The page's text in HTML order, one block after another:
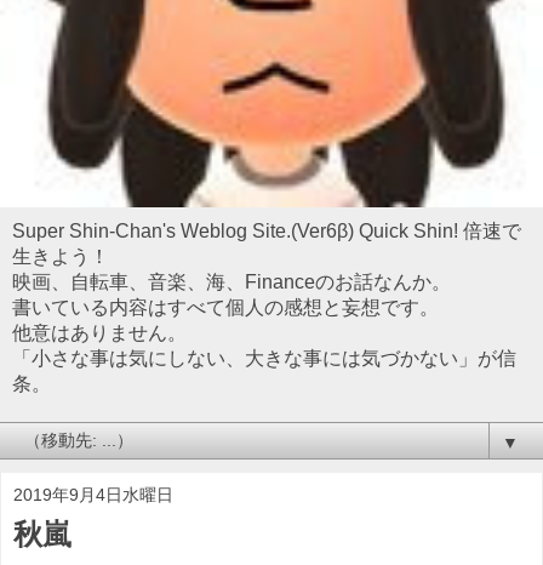
Super Shin-Chan's Weblog Site.(Ver6β) Quick Shin! 倍速で
生きよう！
映画、自転車、音楽、海、Financeのお話なんか。
書いている内容はすべて個人の感想と妄想です。
他意はありません。
「小さな事は気にしない、大きな事には気づかない」が信
条。
▼
2019年9月4日水曜日
秋嵐